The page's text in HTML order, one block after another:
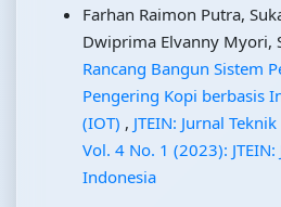
Farhan Raimon Putra,
Dwiprima Elvanny Myori,
Rancang Bangun Sistem
Pengering Kopi berbasis
(IOT) , JTEIN: Jurnal
Vol. 4 No. 1 (2023):
Indonesia